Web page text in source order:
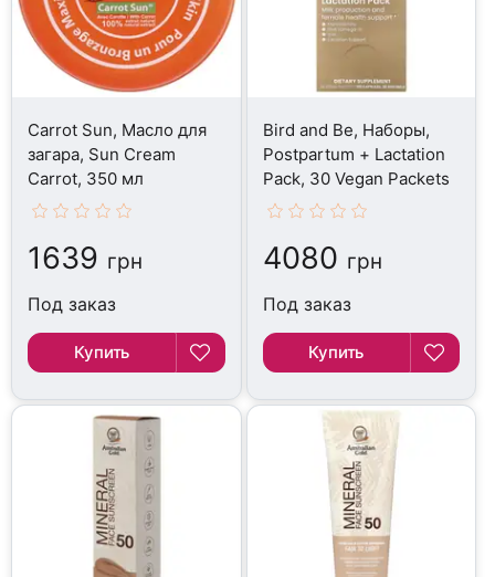
Carrot Sun, Масло для
загара, Sun Cream
Carrot, 350 мл
1639 грн
Под заказ
Купить
Bird and Be, Наборы,
Postpartum + Lactation
Pack, 30 Vegan Packets
4080 грн
Под заказ
Купить